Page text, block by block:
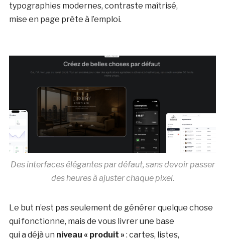
typographies modernes, contraste maîtrisé,
mise en page prête à l’emploi.
Des interfaces élégantes par défaut, sans devoir passer
des heures à ajuster chaque pixel.
Le but n’est pas seulement de générer quelque chose
qui fonctionne, mais de vous livrer une base
qui a déjà un niveau « produit » : cartes, listes,